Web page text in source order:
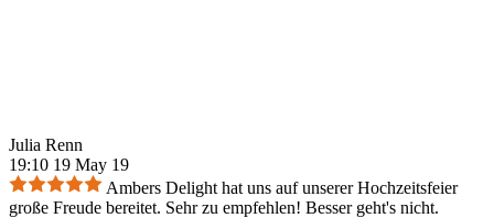
Julia Renn
19:10 19 May 19
Ambers Delight hat uns auf unserer Hochzeitsfeier
große Freude bereitet. Sehr zu empfehlen! Besser geht's nicht.